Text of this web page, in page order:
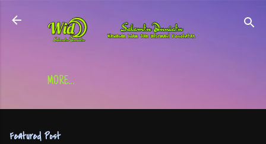
Skip to main content
MORE…
Featured Post